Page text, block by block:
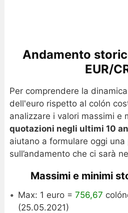
Andamento
EUR/
Per comprendere la
dell'euro rispetto al colón
analizzare i valori massimi e
quotazioni negli ultimi 10
aiutano a formulare oggi una
sull’andamento che ci sarà
Massimi e minimi
Max: 1 euro = 756,67
(25.05.2021)